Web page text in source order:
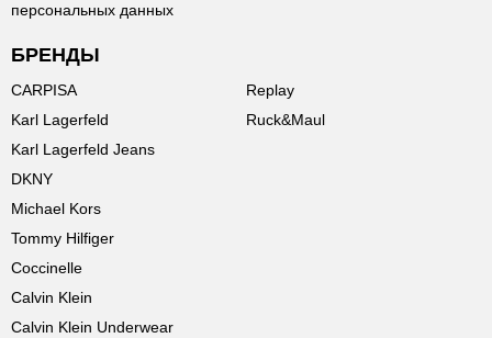
персональных данных
БРЕНДЫ
CARPISA
Karl Lagerfeld
Karl Lagerfeld Jeans
DKNY
Michael Kors
Tommy Hilfiger
Coccinelle
Calvin Klein
Calvin Klein Underwear
Replay
Ruck&Maul